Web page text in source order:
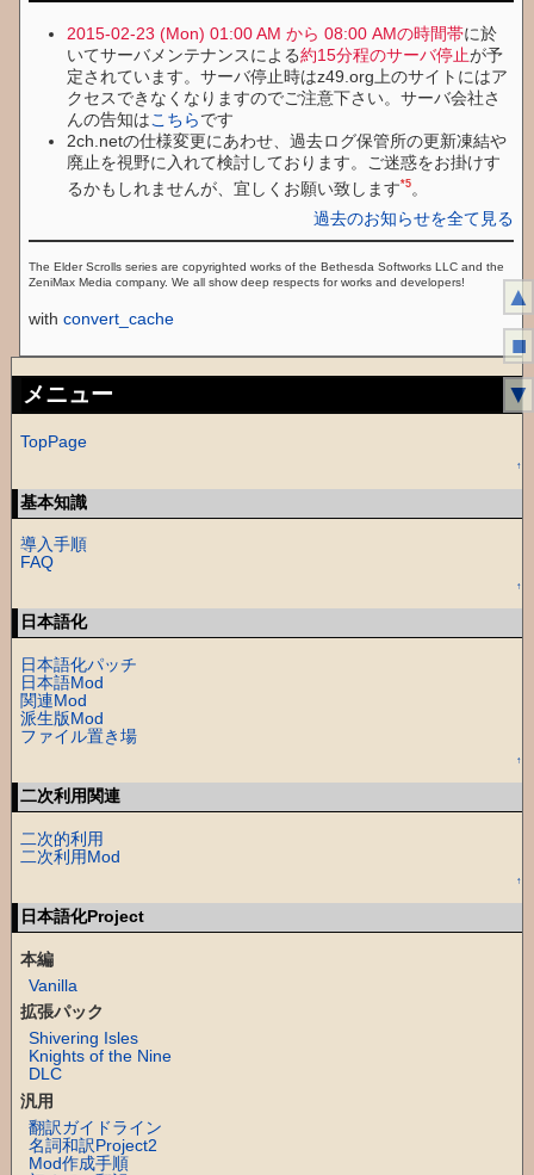
2015-02-23 (Mon) 01:00 AM から 08:00 AMの時間帯に於
いてサーバメンテナンスによる約15分程のサーバ停止が予
定されています。サーバ停止時はz49.org上のサイトにはア
クセスできなくなりますのでご注意下さい。サーバ会社さ
んの告知はこちらです
2ch.netの仕様変更にあわせ、過去ログ保管所の更新凍結や
廃止を視野に入れて検討しております。ご迷惑をお掛けす
るかもしれませんが、宜しくお願い致します*5 。
過去のお知らせを全て見る
The Elder Scrolls series are copyrighted works of the Bethesda Softworks LLC and the
ZeniMax Media company. We all show deep respects for works and developers!
withconvert_cache
メニュー
TopPage
↑
基本知識
導入手順
FAQ
↑
日本語化
日本語化パッチ
日本語Mod
関連Mod
派生版Mod
ファイル置き場
↑
二次利用関連
二次的利用
二次利用Mod
↑
日本語化Project
本編
Vanilla
拡張パック
Shivering Isles
Knights of the Nine
DLC
汎用
翻訳ガイドライン
名詞和訳Project2
Mod作成手順
▲
■
▼